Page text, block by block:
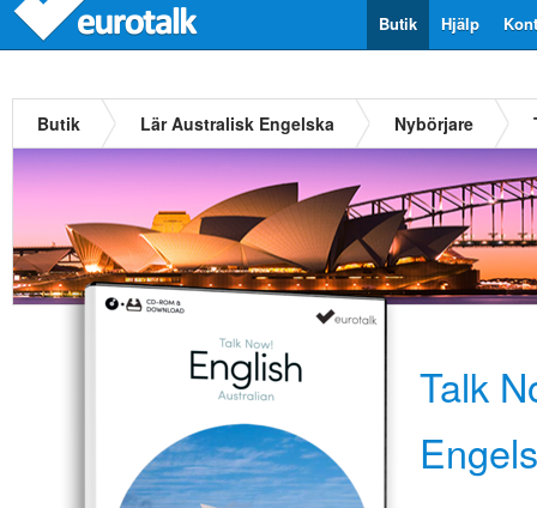
Hjälp
Butik
Butik Lär Australisk Engelska Nybörjare
Talk